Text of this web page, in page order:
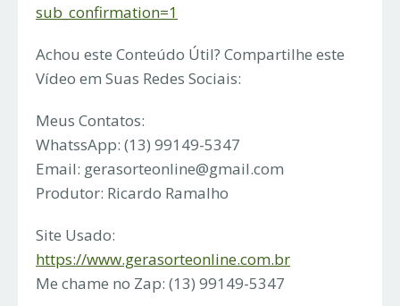
sub_confirmation=1
Achou este Conteúdo Útil? Compartilhe este
Vídeo em Suas Redes Sociais:
Meus Contatos:
WhatssApp: (13) 99149-5347
Email: gerasorteonline@gmail.com
Produtor: Ricardo Ramalho
Site Usado:
https://www.gerasorteonline.com.br
Me chame no Zap: (13) 99149-5347